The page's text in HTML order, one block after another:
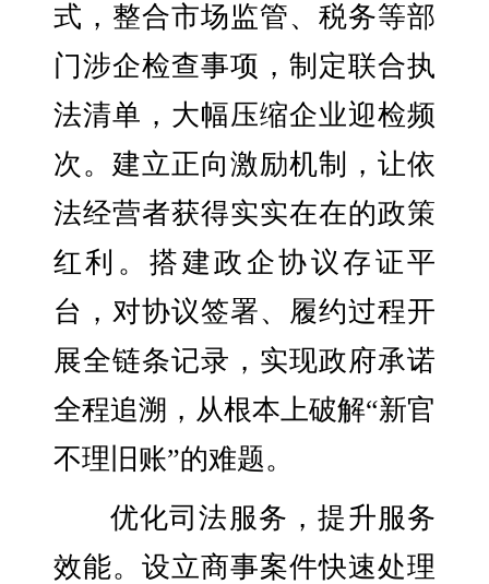
式，整合市场监管、税务等部
门涉企检查事项，制定联合执
法清单，大幅压缩企业迎检频
次。建立正向激励机制，让依
法经营者获得实实在在的政策
红利。搭建政企协议存证平
台，对协议签署、履约过程开
展全链条记录，实现政府承诺
全程追溯，从根本上破解“新官
不理旧账”的难题。
优化司法服务，提升服务
效能。设立商事案件快速处理